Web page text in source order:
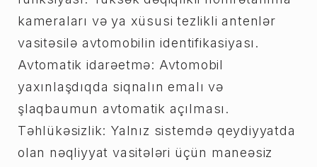
kameraları və ya xüsusi tezlikli antenlər
vasitəsilə avtomobilin identifikasiyası.
Avtomatik idarəetmə: Avtomobil
yaxınlaşdıqda siqnalın emalı və
şlaqbaumun avtomatik açılması.
Təhlükəsizlik: Yalnız sistemdə qeydiyyatda
olan nəqliyyat vasitələri üçün maneəsiz